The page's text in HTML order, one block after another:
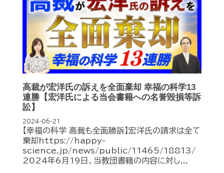
高裁が宏洋氏の訴えを全面棄却 幸福の科学13
連勝【宏洋氏による当会書籍への名誉毀損等訴
訟】
2024-06-21
【幸福の科学 高裁も全面勝訴】宏洋氏の請求は全て
棄却https://happy-
science.jp/news/public/11465/18813/
2024年6月19日、当教団書籍の内容に対し...